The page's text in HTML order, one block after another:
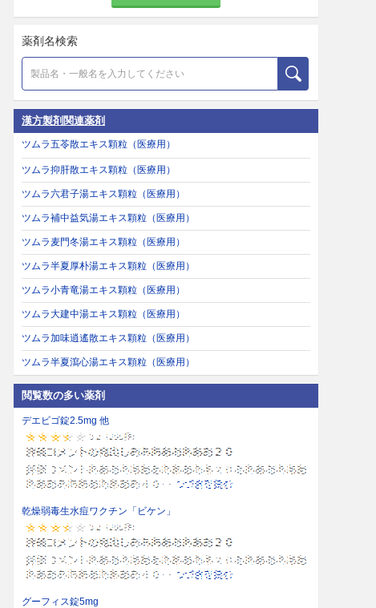
薬剤名検索
漢方製剤関連薬剤
ツムラ五苓散エキス顆粒（医療用）
ツムラ抑肝散エキス顆粒（医療用）
ツムラ六君子湯エキス顆粒（医療用）
ツムラ補中益気湯エキス顆粒（医療用）
ツムラ麦門冬湯エキス顆粒（医療用）
ツムラ半夏厚朴湯エキス顆粒（医療用）
ツムラ小青竜湯エキス顆粒（医療用）
ツムラ大建中湯エキス顆粒（医療用）
ツムラ加味逍遙散エキス顆粒（医療用）
ツムラ半夏瀉心湯エキス顆粒（医療用）
閲覧数の多い薬剤
デエビゴ錠2.5mg 他
乾燥弱毒生水痘ワクチン「ビケン」
グーフィス錠5mg